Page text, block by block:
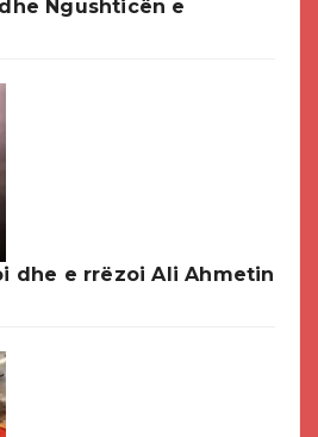
Ngushticën e
dhe e rrëzoi Ali Ahmetin